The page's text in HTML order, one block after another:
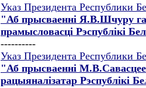
Указ Президента Республики
"Аб прысваеннi Я.В.Шчуру
прамысловасцi Рэспублiкi
----------
Указ Президента Республики
"Аб прысваеннi
рацыяналiзатар Рэспублiкi